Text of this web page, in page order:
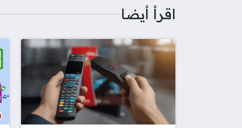
اقرأ أيضا